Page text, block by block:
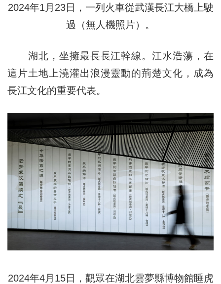
2024年1月23日，一列火車從武漢長江大橋上駛
過（無人機照片）。
湖北，坐擁最長長江幹線。江水浩蕩，在
這片土地上澆灌出浪漫靈動的荊楚文化，成為
長江文化的重要代表。
2024年4月15日，觀眾在湖北雲夢縣博物館睡虎